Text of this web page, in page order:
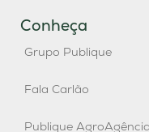
Conheça
Grupo Publique
Fala Carlão
Publique AgroAgência